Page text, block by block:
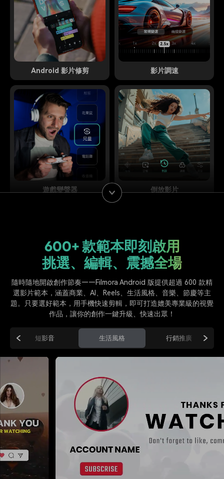
Android 影片修剪 影片調速
遊戲變聲器 倒放影片
旋轉影片 智慧亮度增強
600+ 款範本即刻啟用
挑選、編輯、震撼全場
隨時隨地開啟創作節奏——Filmora Android 版提供超過 600 款精
選影片範本，涵蓋商業、AI、Reels、生活風格、音樂、節慶等主
題。只要選好範本，用手機快速剪輯，即可打造媲美專業級的視覺
作品，讓你的創作一鍵升級、快速出眾！
短影音 生活風格 行銷推廣